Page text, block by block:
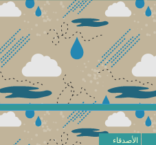
الأصدقاء